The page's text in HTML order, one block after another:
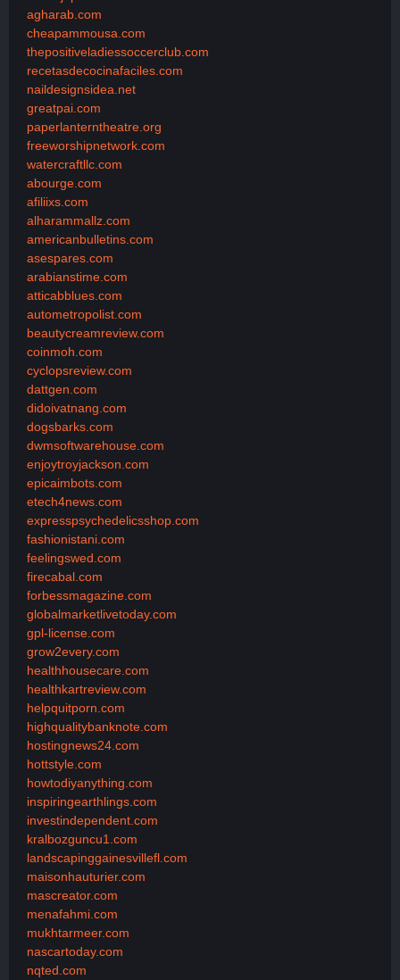
agharab.com
cheapammousa.com
thepositiveladiessoccerclub.com
recetasdecocinafaciles.com
naildesignsidea.net
greatpai.com
paperlanterntheatre.org
freeworshipnetwork.com
watercraftllc.com
abourge.com
afiliixs.com
alharammallz.com
americanbulletins.com
asespares.com
arabianstime.com
atticabblues.com
autometropolist.com
beautycreamreview.com
coinmoh.com
cyclopsreview.com
dattgen.com
didoivatnang.com
dogsbarks.com
dwmsoftwarehouse.com
enjoytroyjackson.com
epicaimbots.com
etech4news.com
expresspsychedelicsshop.com
fashionistani.com
feelingswed.com
firecabal.com
forbessmagazine.com
globalmarketlivetoday.com
gpl-license.com
grow2every.com
healthhousecare.com
healthkartreview.com
helpquitporn.com
highqualitybanknote.com
hostingnews24.com
hottstyle.com
howtodiyanything.com
inspiringearthlings.com
investindependent.com
kralbozguncu1.com
landscapinggainesvillefl.com
maisonhauturier.com
mascreator.com
menafahmi.com
mukhtarmeer.com
nascartoday.com
nqted.com